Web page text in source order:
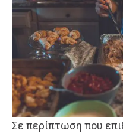
Σε περίπτωση που